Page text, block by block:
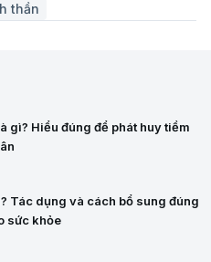
thần​
gì? Hiểu đúng để phát huy tiềm
Tác dụng và cách bổ sung đúng
sức khỏe